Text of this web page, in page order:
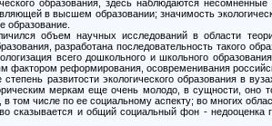
образования, здесь наблюдаются
в высшем образовании; значимость
образование.
объем научных исследований в области
разработана последовательность такого
всего дошкольного и школьного
фактором реформирования, осовременивания
степень развитости экологического образования в
меркам еще очень молодо, в сущности, оно
в том числе по ее социальному аспекту; во многих
сказывается и общий социальный фон - недооценка